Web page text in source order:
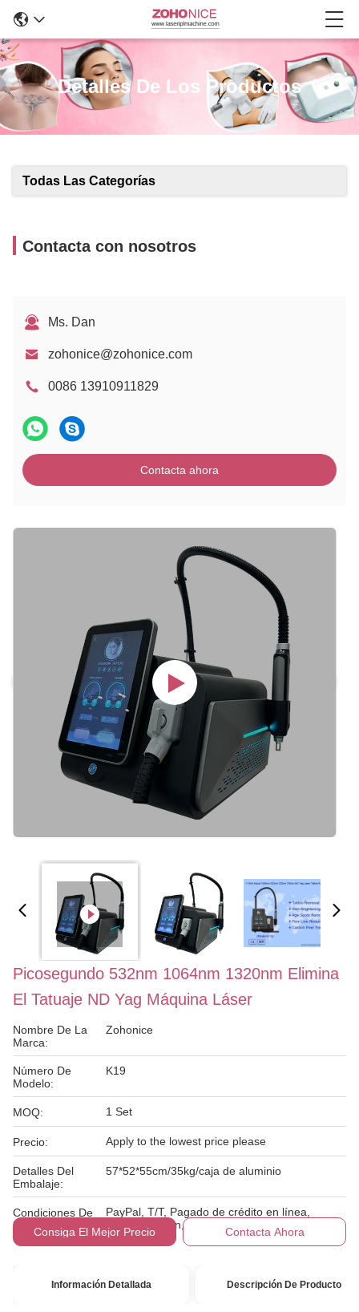
Detalles De Los Productos
Todas Las Categorías
Contacta con nosotros
Ms. Dan
zohonice@zohonice.com
0086 13910911829
Contacta ahora
Picosegundo 532nm 1064nm 1320nm Elimina
El Tatuaje ND Yag Máquina Láser
Nombre De La
Marca:
Zohonice
Número De
Modelo:
K19
MOQ: 1 Set
Precio: Apply to the lowest price please
Detalles Del
Embalaje:
57*52*55cm/35kg/caja de aluminio
Condiciones De
Pago:
PayPal, T/T, Pagado de crédito en línea,
Western Union, MoneyGram
Consiga El Mejor Precio Contacta Ahora
Información Detallada Descripción De Producto